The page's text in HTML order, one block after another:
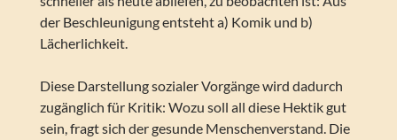
der Beschleunigung entsteht a) Komik und b)
Lächerlichkeit.
Diese Darstellung sozialer Vorgänge wird dadurch
zugänglich für Kritik: Wozu soll all diese Hektik gut
sein, fragt sich der gesunde Menschenverstand. Die